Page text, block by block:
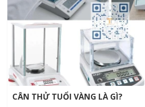
CÂN THỬ TUỔI VÀNG LÀ GÌ?